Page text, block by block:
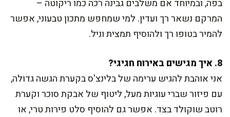
בפה, ובמיוחד אם משלבים גבינה רכה כמו ריקוטה –
המרקם נשאר רך ועדין. למי שמחפש מתכון טבעוני, אפשר
להמיר בטופו רך ולהוסיף תמצית וניל.
8. איך מגישים באירוח חגיגי?
אני אוהבת להגיש ערימה של בלינצ'ס בקערת הגשה גדולה,
עם פיזור שברי עוגיות מעל, ליטוף של אבקת סוכר וקערת
רוטב שוקולד בצד. אפשר גם להוסיף סלט פירות טרי, או